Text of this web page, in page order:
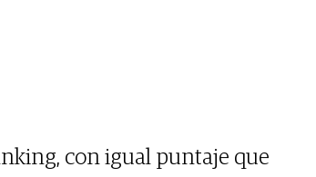
con igual puntaje que